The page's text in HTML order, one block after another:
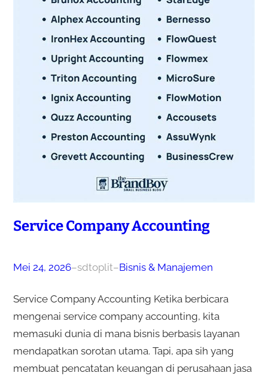
Service Company Accounting
Mei 24, 2026–sdtoplit–Bisnis & Manajemen
Service Company Accounting Ketika berbicara
mengenai service company accounting, kita
memasuki dunia di mana bisnis berbasis layanan
mendapatkan sorotan utama. Tapi, apa sih yang
membuat pencatatan keuangan di perusahaan jasa